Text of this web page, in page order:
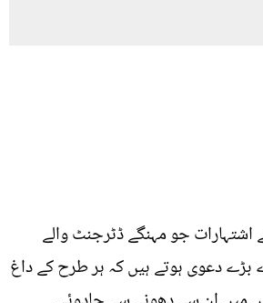
اشتہارات جو مہنگے ڈٹرجنٹ والے
بڑے دعوی ہوتے ہیں کہ ہر طرح کے داغ